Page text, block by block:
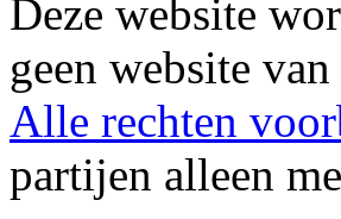
Deze website
geen website
Alle rechten
partijen alleen